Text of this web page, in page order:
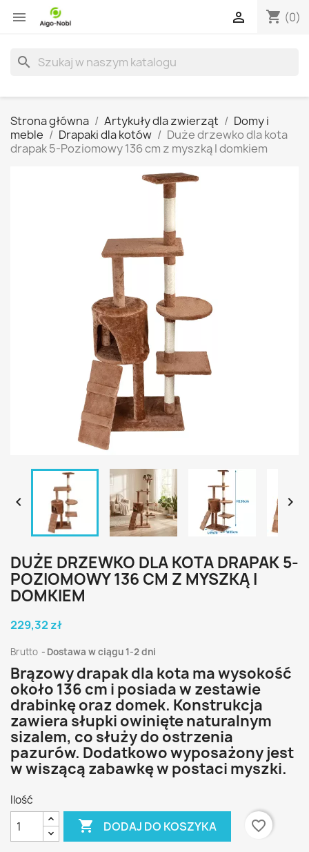
 shopping_cart (0)

search
Strona główna Artykuły dla zwierząt
Domy i
meble
Drapaki dla kotów
Duże drzewko dla kota
drapak 5-Poziomowy 136 cm z myszką I domkiem
 
DUŻE DRZEWKO DLA KOTA DRAPAK 5-
POZIOMOWY 136 CM Z MYSZKĄ I
DOMKIEM
229,32 zł
Brutto Dostawa w ciągu 1-2 dni
Brązowy drapak dla kota ma wysokość
około 136 cm i posiada w zestawie
drabinkę oraz domek. Konstrukcja
zawiera słupki owinięte naturalnym
sizalem, co służy do ostrzenia
pazurów. Dodatkowo wyposażony jest
w wiszącą zabawkę w postaci myszki.
Ilość
 DODAJ DO KOSZYKA favorite_border